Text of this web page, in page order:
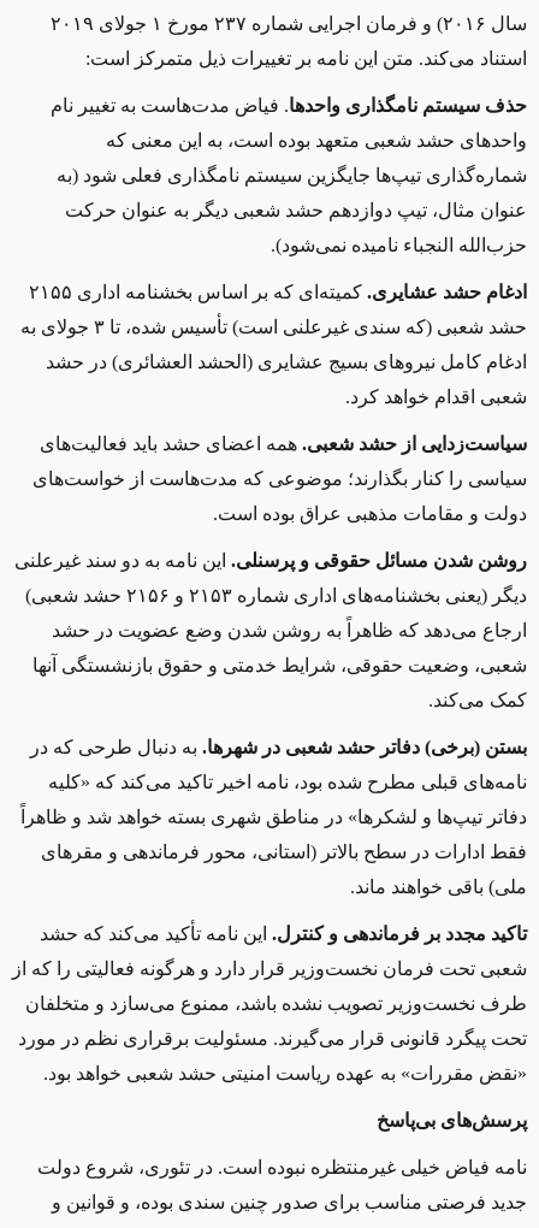
سال ۲۰۱۶) و فرمان اجرایی شماره ۲۳۷ مورخ ۱ جولای ۲۰۱۹
استناد می‌کند. متن این نامه بر تغییرات ذیل متمرکز است:
حذف سیستم نامگذاری واحدها. فیاض مدت‌هاست به تغییر نام
واحدهای حشد شعبی متعهد بوده است، به این معنی که
شماره‌گذاری تیپ‌ها جایگزین سیستم نامگذاری فعلی ‌شود (به
عنوان مثال، تیپ دوازدهم حشد شعبی دیگر به عنوان حرکت
حزب‌الله النجباء نامیده نمی‌شود).
ادغام حشد عشایری.
کمیته‌ای که بر اساس بخشنامه اداری ۲۱۵۵
حشد شعبی (که سندی غیرعلنی است) تأسیس شده، تا ۳ جولای به
ادغام کامل نیروهای بسیج عشایری (الحشد العشائری) در حشد
شعبی اقدام خواهد کرد.
سیاست‌زدایی از حشد شعبی. همه اعضای حشد باید فعالیت‌های
سیاسی را کنار بگذارند؛ موضوعی که مدت‌هاست از خواست‌های
دولت و مقامات مذهبی عراق بوده است.
روشن شدن مسائل حقوقی و پرسنلی. این نامه به دو سند غیرعلنی
دیگر (یعنی بخشنامه‌های اداری شماره ۲۱۵۳ و ۲۱۵۶ حشد شعبی)
ارجاع می‌دهد که ظاهراً به روشن شدن وضع عضویت در حشد
شعبی، وضعیت حقوقی، شرایط خدمتی و حقوق بازنشستگی آنها
کمک می‌کند.
بستن (برخی) دفاتر حشد شعبی در شهرها. به دنبال طرحی که در
نامه‌های قبلی مطرح شده بود، نامه اخیر تاکید می‌کند که «کلیه
دفاتر تیپ‌ها و لشکرها» در مناطق شهری بسته خواهد شد و ظاهراً
فقط ادارات در سطح بالاتر (استانی، محور فرماندهی و مقرهای
ملی) باقی خواهند ماند.
تاکید مجدد بر فرماندهی و کنترل. این نامه تأکید می‌کند که حشد
شعبی تحت فرمان نخست‌وزیر قرار دارد و هرگونه فعالیتی را که از
طرف نخست‌وزیر تصویب نشده باشد، ممنوع می‌سازد و متخلفان
تحت پیگرد قانونی قرار می‌گیرند. مسئولیت برقراری نظم در مورد
«نقض مقررات» به عهده ریاست امنیتی حشد شعبی خواهد بود.
پرسش‌های بی‌پاسخ
نامه فیاض خیلی غیرمنتظره نبوده است. در تئوری، شروع دولت
جدید فرصتی مناسب برای صدور چنین سندی بوده، و قوانین و